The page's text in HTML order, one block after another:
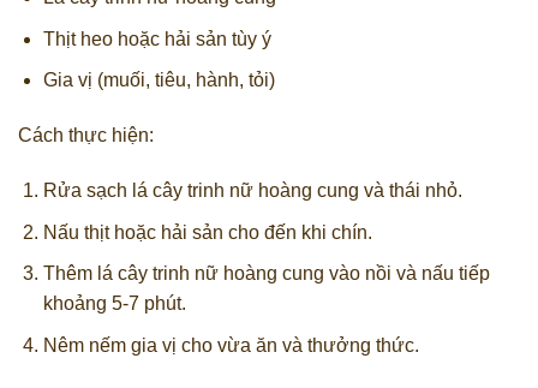
Thịt heo hoặc hải sản tùy ý
Gia vị (muối, tiêu, hành, tỏi)
Cách thực hiện:
Rửa sạch lá cây trinh nữ hoàng cung và thái nhỏ.
Nấu thịt hoặc hải sản cho đến khi chín.
Thêm lá cây trinh nữ hoàng cung vào nồi và nấu tiếp
khoảng 5-7 phút.
Nêm nếm gia vị cho vừa ăn và thưởng thức.